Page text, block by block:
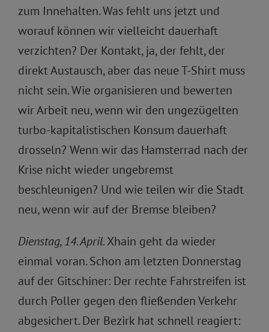
zum Innehalten. Was fehlt uns jetzt und
worauf können wir vielleicht dauerhaft
verzichten? Der Kontakt, ja, der fehlt, der
direkt Austausch, aber das neue T-Shirt muss
nicht sein. Wie organisieren und bewerten
wir Arbeit neu, wenn wir den ungezügelten
turbo-kapitalistischen Konsum dauerhaft
drosseln? Wenn wir das Hamsterrad nach der
Krise nicht wieder ungebremst
beschleunigen? Und wie teilen wir die Stadt
neu, wenn wir auf der Bremse bleiben?
Dienstag, 14. April.Xhain geht da wieder
einmal voran. Schon am letzten Donnerstag
auf der Gitschiner: Der rechte Fahrstreifen ist
durch Poller gegen den fließenden Verkehr
abgesichert. Der Bezirk hat schnell reagiert: